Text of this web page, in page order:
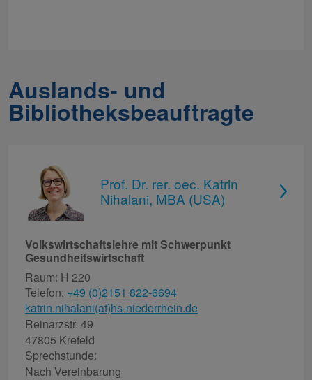
Auslands- und
Bibliotheksbeauftragte
Prof. Dr. rer. oec. Katrin
Nihalani, MBA (USA)
Volkswirtschaftslehre mit Schwerpunkt
Gesundheitswirtschaft
Raum: H 220
Telefon: +49 (0)2151 822-6694
katrin.nihalani(at)hs-niederrhein.de
Reinarzstr. 49
47805 Krefeld
Sprechstunde:
Nach Vereinbarung